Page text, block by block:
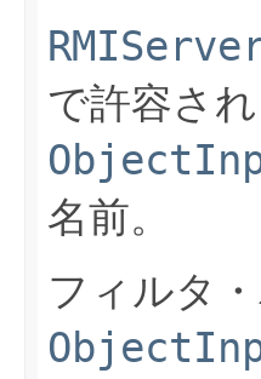
で許容さ
名前。
フィルタ